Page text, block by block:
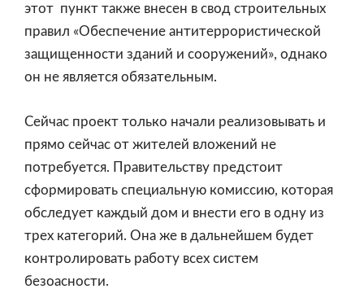
этот пункт также внесен в свод строительных
правил «Обеспечение антитеррористической
защищенности зданий и сооружений», однако
он не является обязательным.
Сейчас проект только начали реализовывать и
прямо сейчас от жителей вложений не
потребуется. Правительству предстоит
сформировать специальную комиссию, которая
обследует каждый дом и внести его в одну из
трех категорий. Она же в дальнейшем будет
контролировать работу всех систем
безоасности.